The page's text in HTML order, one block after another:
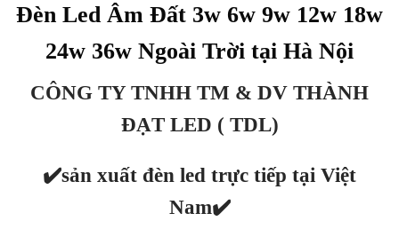
Đèn Led Âm Đất 3w 6w 9w 12w 18w
24w 36w Ngoài Trời tại Hà Nội
CÔNG TY TNHH TM & DV THÀNH
ĐẠT LED ( TDL)
✔️sản xuất đèn led trực tiếp tại Việt
Nam✔️